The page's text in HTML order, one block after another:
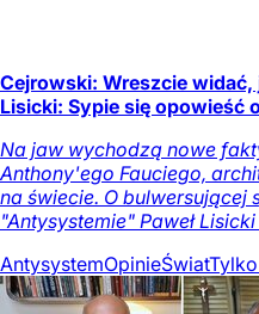
Cejrowski: Wreszcie widać,
Lisicki: Sypie się opowieść
Na jaw wychodzą nowe
Anthony'ego Fauciego,
na świecie. O
"Antysystemie" Paweł
AntysystemOpinieŚwiat